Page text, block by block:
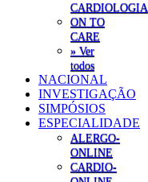
CARDIOLOGIA
ON TO
CARE
» Ver
todos
NACIONAL
INVESTIGAÇÃO
SIMPÓSIOS
ESPECIALIDADE
ALERGO-
ONLINE
CARDIO-